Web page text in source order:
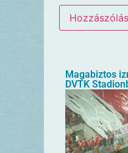
Magabiztos
DVTK